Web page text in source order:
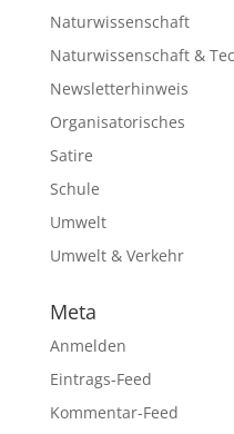
Naturwissenschaft
Naturwissenschaft &
Newsletterhinweis
Organisatorisches
Satire
Schule
Umwelt
Umwelt & Verkehr
Meta
Anmelden
Eintrags-Feed
Kommentar-Feed